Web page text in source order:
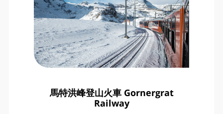
馬特洪峰登山火車 Gornergrat
Railway